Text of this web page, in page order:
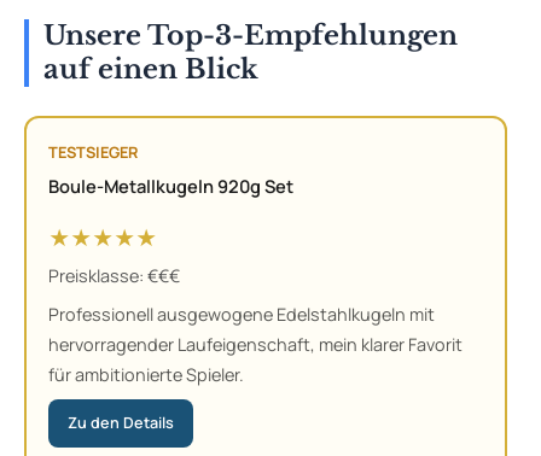
Unsere Top-3-Empfehlungen
auf einen Blick
TESTSIEGER
Boule-Metallkugeln 920g Set
★★★★★
Preisklasse: €€€
Professionell ausgewogene Edelstahlkugeln mit
hervorragender Laufeigenschaft, mein klarer Favorit
für ambitionierte Spieler.
Zu den Details